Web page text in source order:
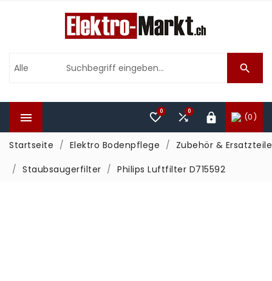

 (0)

0
0
Startseite Elektro Bodenpflege
Zubehör & Ersatzteile
Staubsaugerfilter
Philips Luftfilter D715592